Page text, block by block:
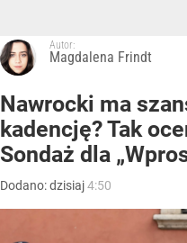
Autor:
Magdalena Frindt
Nawrocki ma
kadencję? Tak
Sondaż dla
Dodano:dzisiaj4:50